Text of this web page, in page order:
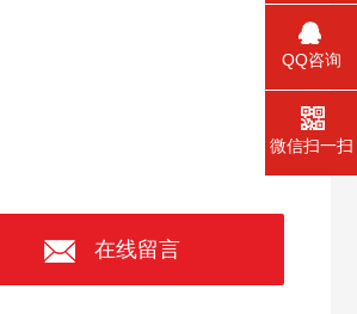
在线留言
QQ咨询
微信扫一扫